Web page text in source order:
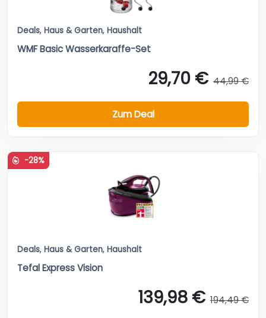
Deals, Haus & Garten, Haushalt
WMF Basic Wasserkaraffe-Set
29,70 € 44,99 €
Zum Deal
-28%
Deals, Haus & Garten, Haushalt
Tefal Express Vision
139,98 € 194,49 €